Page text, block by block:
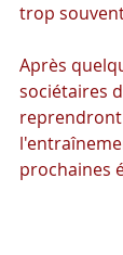
trop
Après
sociétaires
prochaines